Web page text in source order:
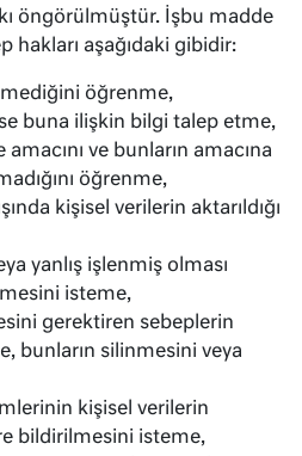
öngörülmüştür. İşbu madde
hakları aşağıdaki gibidir:
öğrenme,
buna ilişkin bilgi talep etme,
ve bunların amacına
öğrenme,
kişisel verilerin aktarıldığı
yanlış işlenmiş olması
isteme,
gerektiren sebeplerin
bunların silinmesini veya
kişisel verilerin
bildirilmesini isteme,